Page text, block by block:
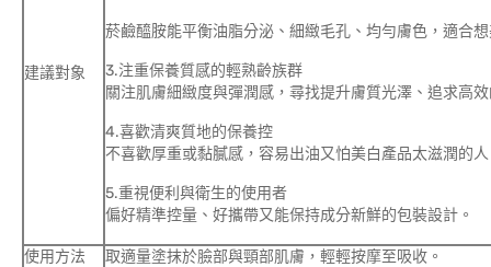
建議對象
菸鹼醯胺能平衡油脂分泌、細緻毛孔、均勻膚色，適合
3.注重保養質感的輕熟齡族群
關注肌膚細緻度與彈潤感，尋找提升膚質光澤、追求高
4.喜歡清爽質地的保養控
不喜歡厚重或黏膩感，容易出油又怕美白產品太滋潤的
5.重視便利與衛生的使用者
偏好精準控量、好攜帶又能保持成分新鮮的包裝設計。
使用方法 取適量塗抹於臉部與頸部肌膚，輕輕按摩至吸收。